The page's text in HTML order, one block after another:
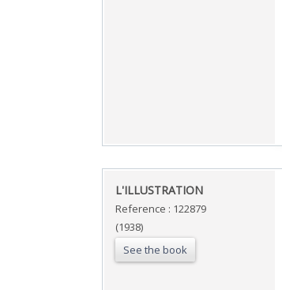
‎L'ILLUSTRATION ‎
Reference : 122879
(1938)
See the book